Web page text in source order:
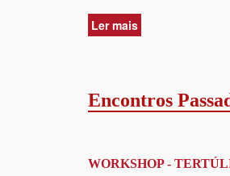
conciliação
e
Ler maisacerca
de
Jurisprudência
Encontros
WORKSHOP -